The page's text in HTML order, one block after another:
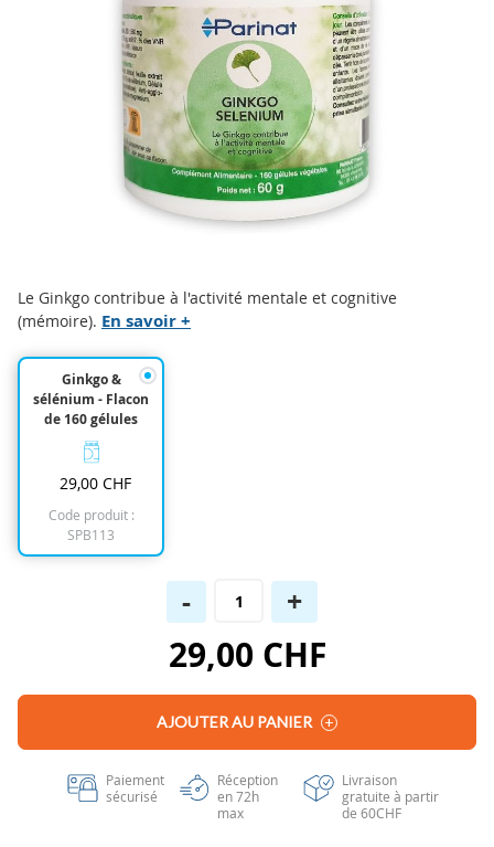
Skip
to
beginning
the
images
Le Ginkgo contribue à l'activité mentale et cognitive
(mémoire). En savoir +
Ginkgo &
sélénium - Flacon
de 160 gélules
29,00 CHF
Code produit :
SPB113
- +
29,00 CHF
AJOUTER AU PANIER
Paiement
sécurisé
Réception
en 72h
max
Livraison
gratuite à partir
de 60CHF